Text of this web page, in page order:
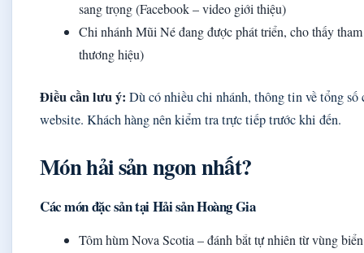
sang trọng (Facebook – video giới thiệu)
Chi nhánh Mũi Né đang được phát triển, cho thấy
thương hiệu)
Điều cần lưu ý: Dù có nhiều chi nhánh, thông tin về tổng
website. Khách hàng nên kiểm tra trực tiếp trước khi đến.
Món hải sản ngon nhất?
Các món đặc sản tại Hải sản Hoàng Gia
Tôm hùm Nova Scotia – đánh bắt tự nhiên từ vùng